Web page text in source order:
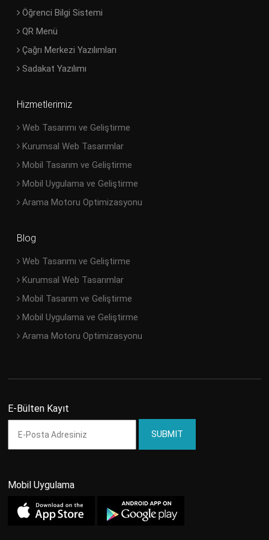
Öğrenci Bilgi Sistemi
QR Menü
Çağrı Merkezi Yazılımları
Sadakat Yazılımı
Hizmetlerimiz
Web Tasarımı ve Geliştirme
Kurumsal Web Tasarımlar
Mobil Tasarım ve Geliştirme
Mobil Uygulama ve Geliştirme
Arama Motoru Optimizasyonu
Blog
Web Tasarımı ve Geliştirme
Kurumsal Web Tasarımlar
Mobil Tasarım ve Geliştirme
Mobil Uygulama ve Geliştirme
Arama Motoru Optimizasyonu
E-Bülten Kayıt
Mobil Uygulama